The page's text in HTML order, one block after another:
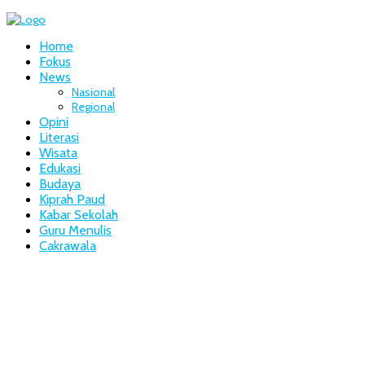
Home
Fokus
News
Nasional
Regional
Opini
Literasi
Wisata
Edukasi
Budaya
Kiprah Paud
Kabar Sekolah
Guru Menulis
Cakrawala